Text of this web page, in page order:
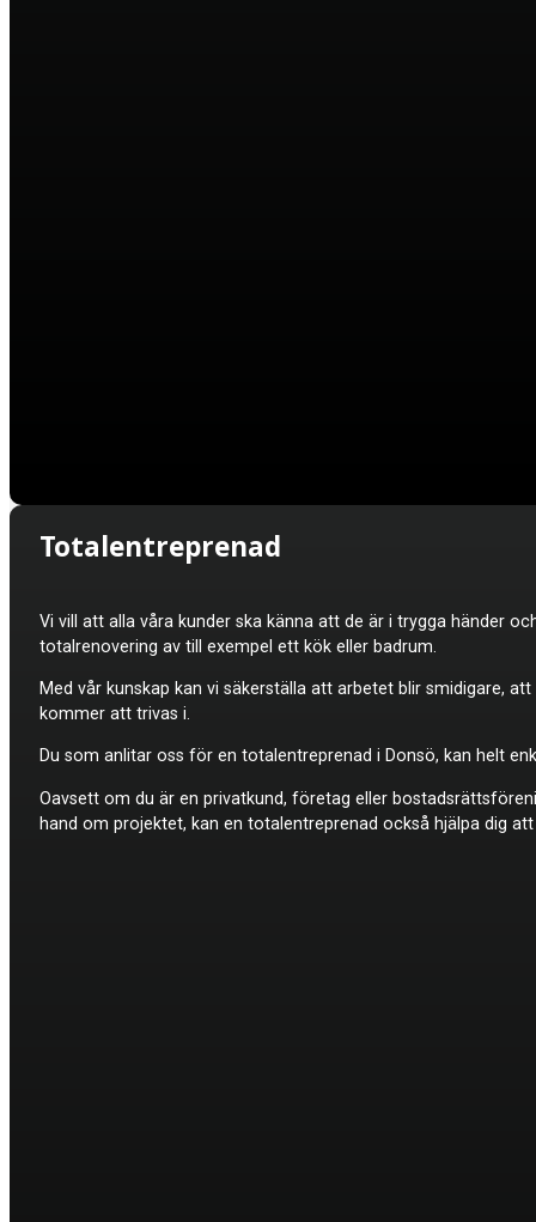
Totalentreprenad
Vi vill att alla våra kunder ska känna att de är i trygga händer
totalrenovering av till exempel ett kök eller badrum.
Med vår kunskap kan vi säkerställa att arbetet blir smidigare,
kommer att trivas i.
Du som anlitar oss för en totalentreprenad i Donsö, kan helt
Oavsett om du är en privatkund, företag eller
hand om projektet, kan en totalentreprenad också hjälpa dig